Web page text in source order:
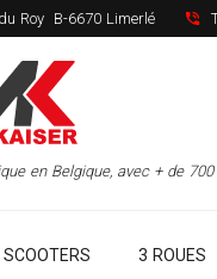
Roy B-6670 Limerlé
en Belgique, avec + de
3 ROUES